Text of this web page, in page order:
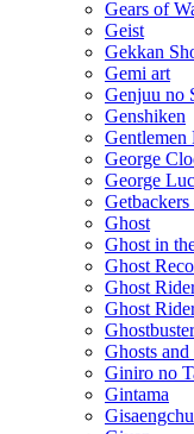
Gears of
Geist
Gekkan
Gemi art
Genjuu no
Genshiken
Gentlemen
George
George
Ghost
Ghost in
Ghost
Ghost
Ghost
Ghosts
Giniro no
Gintama